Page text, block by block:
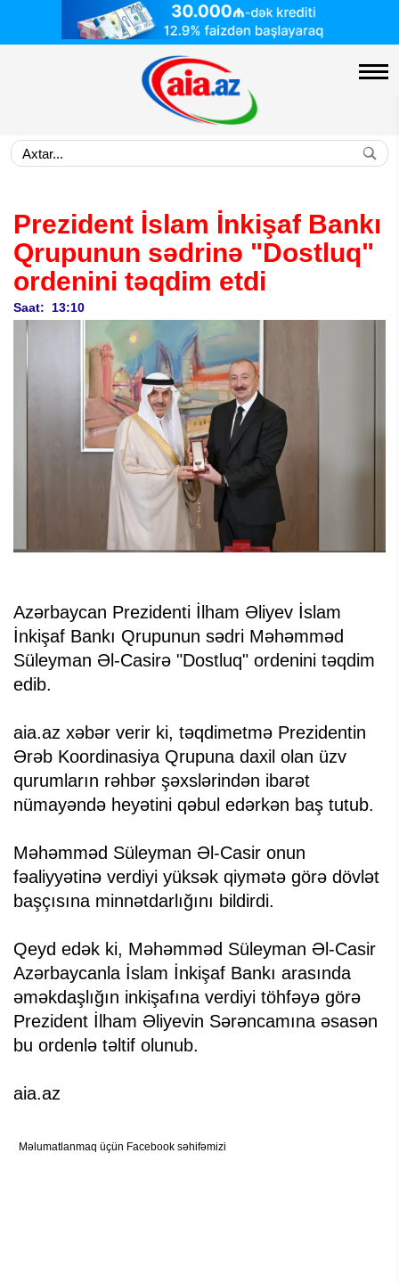
Prezident İslam İnkişaf Bankı
Qrupunun sədrinə "Dostluq"
ordenini təqdim etdi
Saat: 13:10
Azərbaycan Prezidenti İlham Əliyev İslam
İnkişaf Bankı Qrupunun sədri Məhəmməd
Süleyman Əl-Casirə "Dostluq" ordenini təqdim
edib.
aia.az xəbər verir ki, təqdimetmə Prezidentin
Ərəb Koordinasiya Qrupuna daxil olan üzv
qurumların rəhbər şəxslərindən ibarət
nümayəndə heyətini qəbul edərkən baş tutub.
Məhəmməd Süleyman Əl-Casir onun
fəaliyyətinə verdiyi yüksək qiymətə görə dövlət
başçısına minnətdarlığını bildirdi.
Qeyd edək ki, Məhəmməd Süleyman Əl-Casir
Azərbaycanla İslam İnkişaf Bankı arasında
əməkdaşlığın inkişafına verdiyi töhfəyə görə
Prezident İlham Əliyevin Sərəncamına əsasən
bu ordenlə təltif olunub.
aia.az
Məlumatlanmaq üçün Facebook səhifəmizi